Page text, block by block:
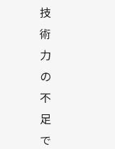
技
術
力
の
不
足
で